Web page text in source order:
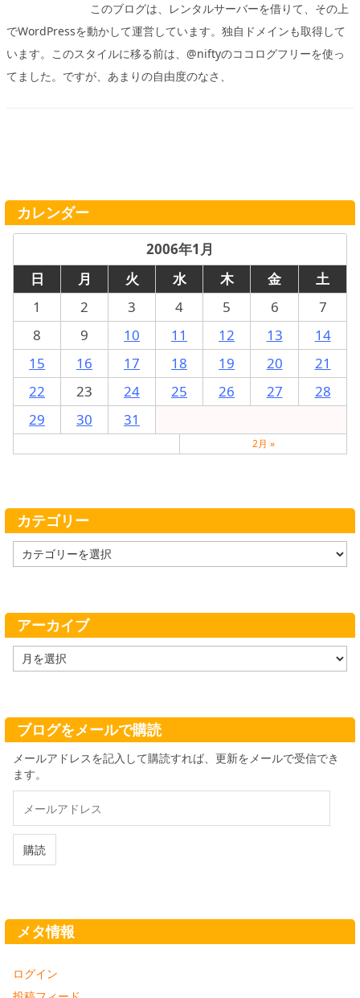
このブログは、レンタルサーバーを借りて、その上
でWordPressを動かして運営しています。独自ドメインも取得して
います。このスタイルに移る前は、@niftyのココログフリーを使っ
てました。ですが、あまりの自由度のなさ、
カレンダー
2006年1月
日
月 火 水 木 金
土
1
2 3 4 5 6
7
8
9 10 11 12 13
14
15
16 17 18 19 20
21
22
23 24 25 26 27
28
29
30 31
2月 »
カテゴリー
テ
ー
アーカイブ
ー
ブ
ブログをメールで購読
メールアドレスを記入して購読すれば、更新をメールで受信でき
ます。
ル
ド
購読
メタ情報
ログイン